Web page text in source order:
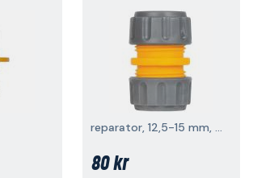
reparator, 12,5-15 mm, SB-forpakning
80 kr